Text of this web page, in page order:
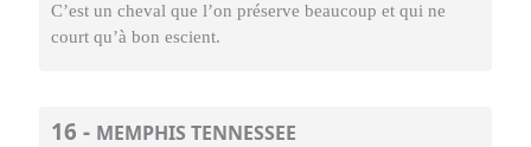
C’est un cheval que l’on préserve beaucoup et qui ne
court qu’à bon escient.
16 - MEMPHIS TENNESSEE